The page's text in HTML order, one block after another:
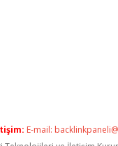
E-mail: